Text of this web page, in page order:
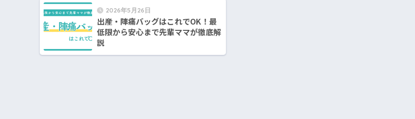
2026年5月26日
出産・陣痛バッグはこれでOK！最
低限から安心まで先輩ママが徹底解
説